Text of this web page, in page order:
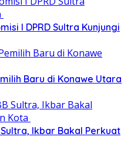
I DPRD Sultra Kunjungi
Baru di Konawe Utara
Ikbar Bakal Perkuat